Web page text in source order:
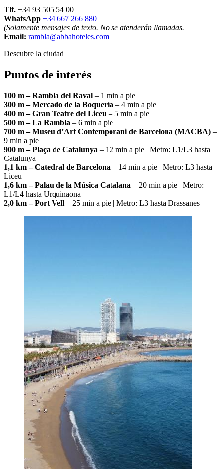
Tlf. +34 93 505 54 00
WhatsApp +34 667 266 880
(Solamente mensajes de texto. No se atenderán llamadas.
Email: rambla@abbahoteles.com
Descubre la ciudad
Puntos de interés
100 m – Rambla del Raval – 1 min a pie
300 m – Mercado de la Boquería – 4 min a pie
400 m – Gran Teatre del Liceu – 5 min a pie
500 m – La Rambla – 6 min a pie
700 m – Museu d’Art Contemporani de Barcelona (MACBA) –
9 min a pie
900 m – Plaça de Catalunya – 12 min a pie | Metro: L1/L3 hasta
Catalunya
1,1 km – Catedral de Barcelona – 14 min a pie | Metro: L3 hasta
Liceu
1,6 km – Palau de la Música Catalana – 20 min a pie | Metro:
L1/L4 hasta Urquinaona
2,0 km – Port Vell – 25 min a pie | Metro: L3 hasta Drassanes